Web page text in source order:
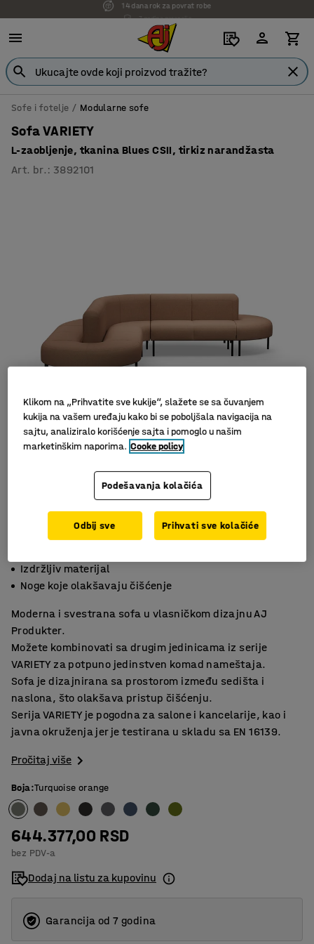
7 godina garancije
Sofe i fotelje Modularne sofe
Sofa VARIETY
L-zaobljenje, tkanina Blues CSII, tirkiz narandžasta
Art. br. : 3892101
Izdržljiv materijal
Noge koje olakšavaju čišćenje
Moderna i svestrana sofa u vlasničkom dizajnu AJ
Produkter.
Možete kombinovati sa drugim jedinicama iz serije
VARIETY za potpuno jedinstven komad nameštaja.
Sofa je dizajnirana sa prostorom između sedišta i
naslona, što olakšava pristup čišćenju.
Serija VARIETY je pogodna za salone i kancelarije, kao i
javna okruženja jer je testirana u skladu sa EN 16139.
Pročitaj više
Boja:Turquoise orange
644.377,00 RSD
bez PDV-a
Dodaj na listu za kupovinu
Garancija od 7 godina
Klikom na „Prihvatite sve kukije“, slažete se sa čuvanjem
kukija na vašem uređaju kako bi se poboljšala navigacija na
sajtu, analiziralo korišćenje sajta i pomoglo u našim
marketinškim naporima. Cooke policy
Podešavanja kolačića
Odbij sve Prihvati sve kolačiće